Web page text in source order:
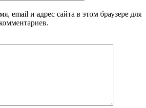
email и адрес сайта в этом браузере для